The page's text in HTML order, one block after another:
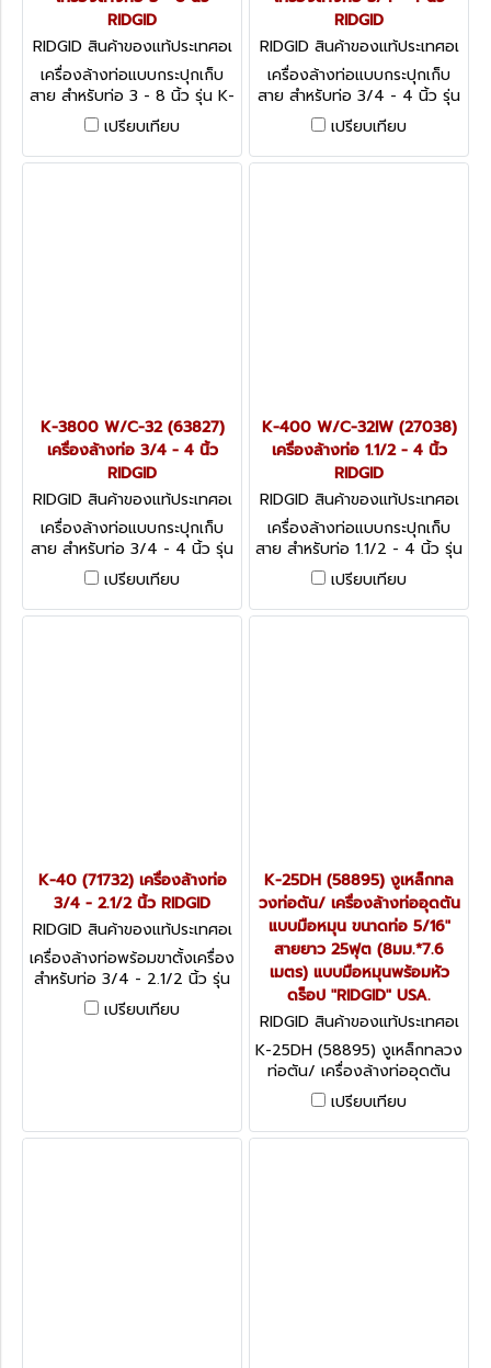
RIDGID
RIDGID สินค้าของแท้ประเทศอเ
มริกา K-750 W/C-100 (4421
2)
เครื่องล้างท่อแบบกระปุกเก็บ
สาย สำหรับท่อ 3 - 8 นิ้ว รุ่น K-
750
เปรียบเทียบ
RIDGID
RIDGID สินค้าของแท้ประเทศอเ
มริกา K-3800 W/C-45 (638
22)
เครื่องล้างท่อแบบกระปุกเก็บ
สาย สำหรับท่อ 3/4 - 4 นิ้ว รุ่น
K-3800 W/C-45 (63822)
เปรียบเทียบ
K-3800 W/C-32 (63827)
เครื่องล้างท่อ 3/4 - 4 นิ้ว
RIDGID
RIDGID สินค้าของแท้ประเทศอเ
มริกา K-3800 W/C-32 (638
27)
เครื่องล้างท่อแบบกระปุกเก็บ
สาย สำหรับท่อ 3/4 - 4 นิ้ว รุ่น
K-3800 W/C-32 (63827)
เปรียบเทียบ
K-400 W/C-32IW (27038)
เครื่องล้างท่อ 1.1/2 - 4 นิ้ว
RIDGID
RIDGID สินค้าของแท้ประเทศอเ
มริกา K-400 W/C-32IW (27
038)
เครื่องล้างท่อแบบกระปุกเก็บ
สาย สำหรับท่อ 1.1/2 - 4 นิ้ว รุ่น
K-400
เปรียบเทียบ
K-40 (71732) เครื่องล้างท่อ
3/4 - 2.1/2 นิ้ว RIDGID
RIDGID สินค้าของแท้ประเทศอเ
มริกา K-40 (71732)
เครื่องล้างท่อพร้อมขาตั้งเครื่อง
สำหรับท่อ 3/4 - 2.1/2 นิ้ว รุ่น
K-40
เปรียบเทียบ
K-25DH (58895) งูเหล็กทล
วงท่อตัน/ เครื่องล้างท่ออุดตัน
แบบมือหมุน ขนาดท่อ 5/16"
สายยาว 25ฟุต (8มม.*7.6
เมตร) แบบมือหมุนพร้อมหัว
ดร็อป "RIDGID" USA.
RIDGID สินค้าของแท้ประเทศอเ
มริกา K-25-DH (58895)
K-25DH (58895) งูเหล็กทลวง
ท่อตัน/ เครื่องล้างท่ออุดตัน
แบบมือหมุน ขนาดท่อ 5/16"
สายยาว 25ฟุต (8มม.*7.6
เมตร) แบบมือหมุนพร้อมหัว
เปรียบเทียบ